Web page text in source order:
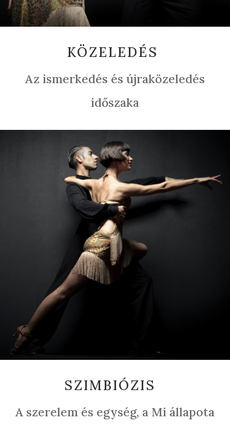
KÖZELEDÉS
Az ismerkedés és újraközeledés
időszaka
SZIMBIÓZIS
A szerelem és egység, a Mi állapota